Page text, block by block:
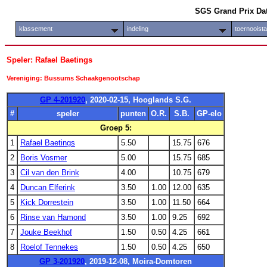
SGS Grand Prix
klassement indeling
Speler: Rafael Baetings
Vereniging: Bussums Schaakgenootschap
GP 4-201920, 2020-02-15, Hooglands S.G.
#
speler punten O.R. S.B.
GP-elo
Groep 5:
1
Rafael Baetings 5.50 15.75
676
2
Boris Vosmer 5.00 15.75
685
3
Cil van den Brink 4.00 10.75
679
4
Duncan Elferink 3.50 1.00 12.00
635
5
Kick Dorrestein 3.50 1.00 11.50
664
6
Rinse van Hamond 3.50 1.00 9.25
692
7
Jouke Beekhof 1.50 0.50 4.25
661
8
Roelof Tennekes 1.50 0.50 4.25
650
GP 3-201920, 2019-12-08, Moira-Domtoren